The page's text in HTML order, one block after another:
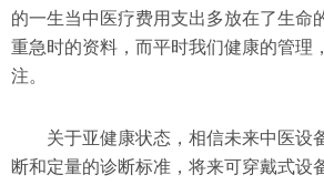
的一生当中医疗费用支出多放在了生命
重急时的资料，而平时我们健康的管理
注。
关于亚健康状态，相信未来中医设
断和定量的诊断标准，将来可穿戴式设